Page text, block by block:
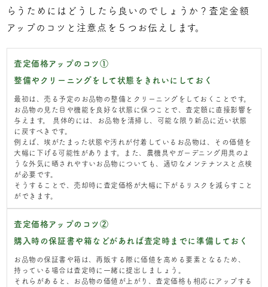
らうためにはどうしたら良いのでしょうか？査定金額
アップのコツと注意点を５つお伝えします。
査定価格アップのコツ①
整備やクリーニングをして状態をきれいにしておく
最初は、売る予定のお品物の整備とクリーニングをしておくことです。
お品物の見た目や機能を良好な状態に保つことで、査定額に直接影響を
与えます。 具体的には、お品物を清掃し、可能な限り新品に近い状態
に戻すべきです。
例えば、埃がたまった状態や汚れが付着しているお品物は、その価値を
大幅に下げる可能性があります。また、農機具やガーデニング用具のよ
うな外気に晒されやすいお品物についても、適切なメンテナンスと点検
が必要です。
そうすることで、売却時に査定価格が大幅に下がるリスクを減らすこと
ができます。
査定価格アップのコツ②
購入時の保証書や箱などがあれば査定時までに準備しておく
お品物の保証書や箱は、再販する際に価値を高める要素となるため、
持っている場合は査定時に一緒に提出しましょう。
それらがあると、お品物の価値が上がり、査定価格も相応にアップする